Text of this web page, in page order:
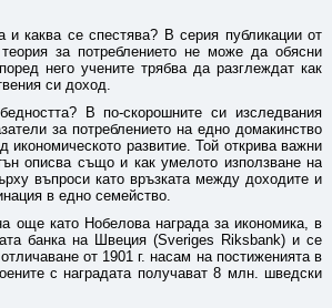
каква се спестява? В серия публикации от
за потреблението не може да обясни
него учените трябва да разглеждат как
си доход.
В по-скорошните си изследвания
за потреблението на едно домакинство
икономическото развитие. Той открива важни
описва също и как умелото използване на
въпроси като връзката между доходите и
в едно семейство.
още като Нобелова награда за икономика, в
банка на Швеция (Sveriges Riksbank) и се
от 1901 г. насам на постиженията в
с наградата получават 8 млн. шведски